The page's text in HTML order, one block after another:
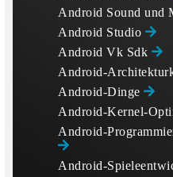
Android Sound und
Android Studio
Android Vk Sdk
Android-
Android-Dinge
Android-Kernel-
Android-
Android-